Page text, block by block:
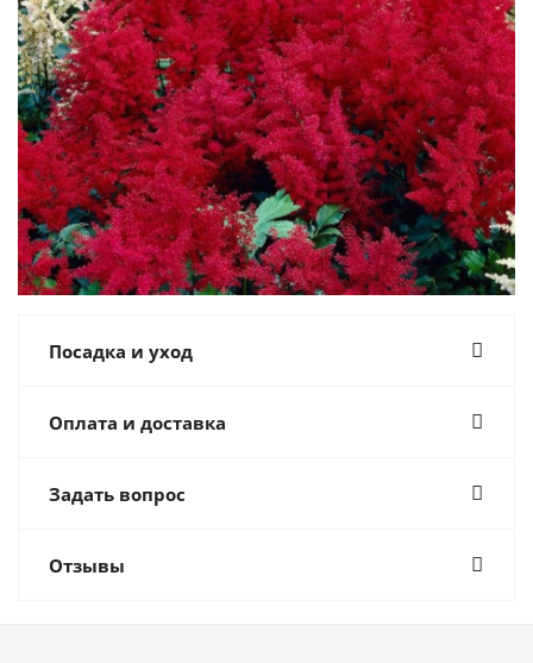
Посадка и уход
Оплата и доставка
Задать вопрос
Отзывы